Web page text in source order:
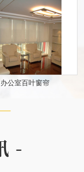
办公室百叶窗帘
-